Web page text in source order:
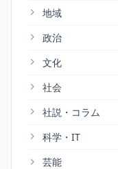
地域
政治
文化
社会
社説・コラム
科学・IT
芸能